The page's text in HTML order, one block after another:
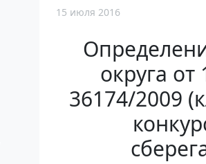
15 июля 2016
округа
36174/2009